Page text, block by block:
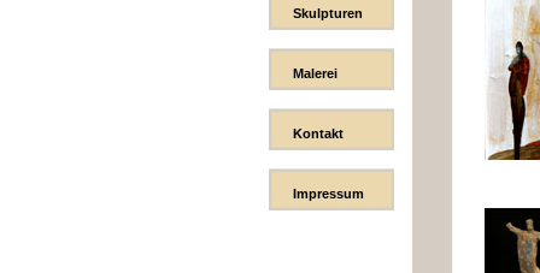
Skulpturen
Malerei
Kontakt
Impressum